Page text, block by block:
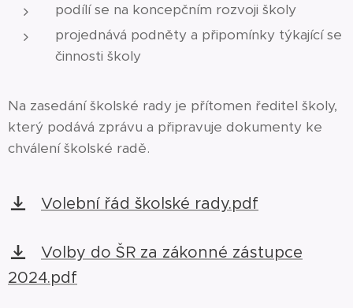
podílí se na koncepčním rozvoji školy
projednává podněty a připomínky týkající se
činnosti školy
Na zasedání školské rady je přítomen ředitel školy,
který podává zprávu a připravuje dokumenty ke
chválení školské radě.
Volební řád školské rady.pdf
Volby do ŠR za zákonné zástupce
2024.pdf